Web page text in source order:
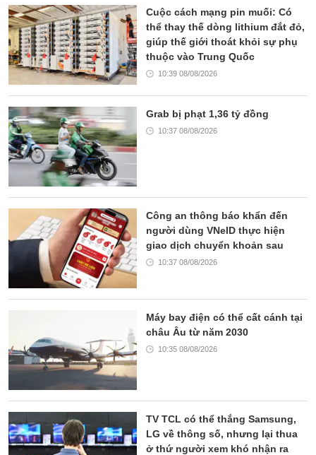
Cuộc cách mạng pin muối: Có
thể thay thế dòng lithium đắt đỏ,
giúp thế giới thoát khỏi sự phụ
thuộc vào Trung Quốc
10:39 08/08/2026
Grab bị phạt 1,36 tỷ đồng
10:37 08/08/2026
Công an thông báo khẩn đến
người dùng VNeID thực hiện
giao dịch chuyển khoản sau
10:37 08/08/2026
Máy bay điện có thể cất cánh tại
châu Âu từ năm 2030
10:35 08/08/2026
TV TCL có thể thắng Samsung,
LG về thông số, nhưng lại thua
ở thứ người xem khó nhận ra